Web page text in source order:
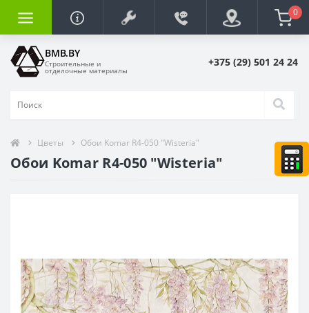
0
BMB.BY
Строительные и
отделочные материалы
+375 (29) 501 24 24
Цветы Обои Komar R4-050 "Wisteria"
Обои Komar R4-050 "Wisteria"